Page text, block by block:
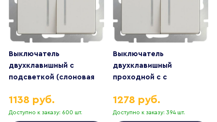
Выключатель
двухклавишный с
подсветкой (слоновая
Доступно к заказу: 600 шт.
1138 руб.
Выключатель
двухклавишный
проходной c с
кость)
Доступно к заказу: 394 шт.
1278 руб.